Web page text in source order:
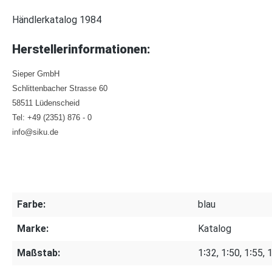
Händlerkatalog 1984
Herstellerinformationen:
Sieper GmbH
Schlittenbacher Strasse 60
58511 Lüdenscheid
Tel: +49 (2351) 876 - 0
info@siku.de
Farbe: blau
Marke: Katalog
Maßstab: 1∶32, 1∶50, 1∶55,